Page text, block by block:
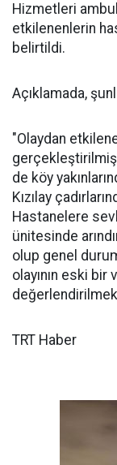
Hizmetleri
etkilenenlerin
belirtildi.
Açıklamada,
"Olaydan
gerçekleştirilmiş
de köy
Kızılay
Hastanelere
ünitesinde
olup genel
olayının eski bir
TRT Haber